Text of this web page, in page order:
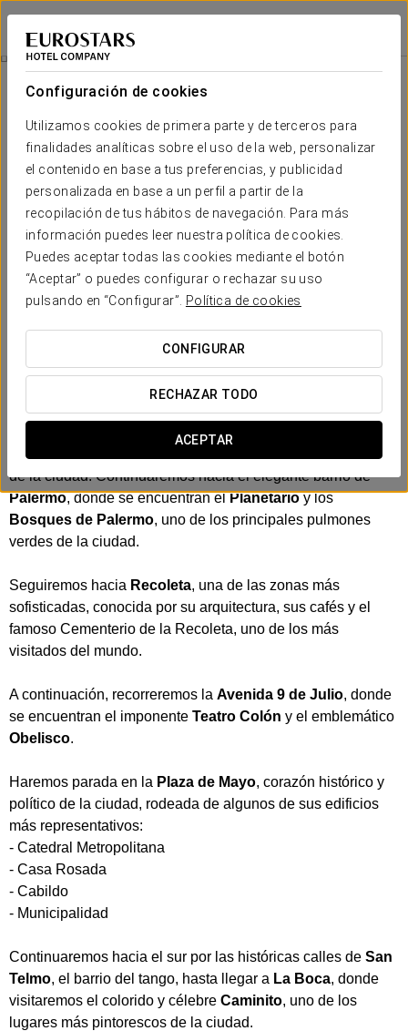
Configuración de cookies
Utilizamos cookies de primera parte y de terceros para
finalidades analíticas sobre el uso de la web, personalizar
el contenido en base a tus preferencias, y publicidad
personalizada en base a un perfil a partir de la
recopilación de tus hábitos de navegación. Para más
información puedes leer nuestra política de cookies.
Puedes aceptar todas las cookies mediante el botón
“Aceptar” o puedes configurar o rechazar su uso
pulsando en “Configurar”.
Política de cookies
CONFIGURAR
RECHAZAR TODO
ACEPTAR
Crisol Mundial
BUENOS AIRES
City Tour
70 USD + IVA
City tour
Descubre la belleza y la magia de Buenos Aires en un
completo paseo panorámico por sus barrios más
Partiendo desde el hotel, realizaremos una primera parada
en la
, una de las esculturas más icónicas
de la ciudad. Continuaremos hacia el elegante barrio de
Palermo, donde se encuentran elPlanetarioy los
Bosques de Palermo, uno de los principales pulmones
verdes de la ciudad.
Seguiremos hacia Recoleta, una de las zonas más
sofisticadas, conocida por su arquitectura, sus cafés y el
famoso Cementerio de la Recoleta, uno de los más
visitados del mundo.
A continuación, recorreremos la Avenida 9 de Julio, donde
se encuentran el imponente Teatro Colón y el emblemático
Obelisco.
Haremos parada en la Plaza de Mayo, corazón histórico y
político de la ciudad, rodeada de algunos de sus edificios
más representativos:
- Catedral Metropolitana
- Casa Rosada
- Cabildo
- Municipalidad
Continuaremos hacia el sur por las históricas calles de San
Telmo, el barrio del tango, hasta llegar a La Boca, donde
visitaremos el colorido y célebre Caminito, uno de los
lugares más pintorescos de la ciudad.